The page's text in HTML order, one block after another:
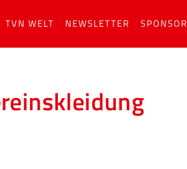
TVN WELT NEWSLETTER